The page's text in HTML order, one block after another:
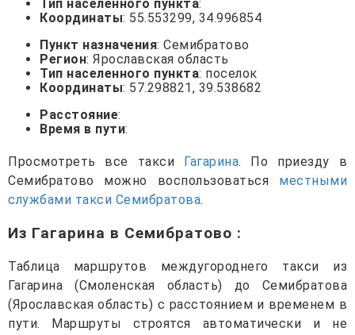
Тип населенного пункта:
Координаты: 55.553299, 34.996854
Пункт назначения: Семибратово
Регион: Ярославская область
Тип населенного пункта: поселок
Координаты: 57.298821, 39.538682
Расстояние:
Время в пути:
Просмотреть все такси Гагарина. По приезду в
Семибратово можно воспользоваться местными
службами такси Семибратова.
Из Гагарина в Семибратово :
Таблица маршрутов междугороднего такси из
Гагарина (Смоленская область) до Семибратова
(Ярославская область) с расстоянием и временем в
пути. Маршруты строятся автоматически и не